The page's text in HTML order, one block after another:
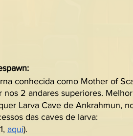
conhecida como Mother of
nos 2 andares superiores.
Larva Cave de Ankrahmun,
das caves de larva:
aqui).